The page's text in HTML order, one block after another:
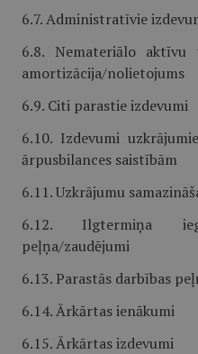
6.7. Administratīvie
6.8. Nemateriālo
amortizācija/nolietojums
6.9. Citi parastie izdevumi
6.10. Izdevumi
ārpusbilances saistībām
6.11. Uzkrājumu
6.12. Ilgtermiņa
peļņa/zaudējumi
6.13. Parastās darbības
6.14. Ārkārtas ienākumi
6.15. Ārkārtas izdevumi